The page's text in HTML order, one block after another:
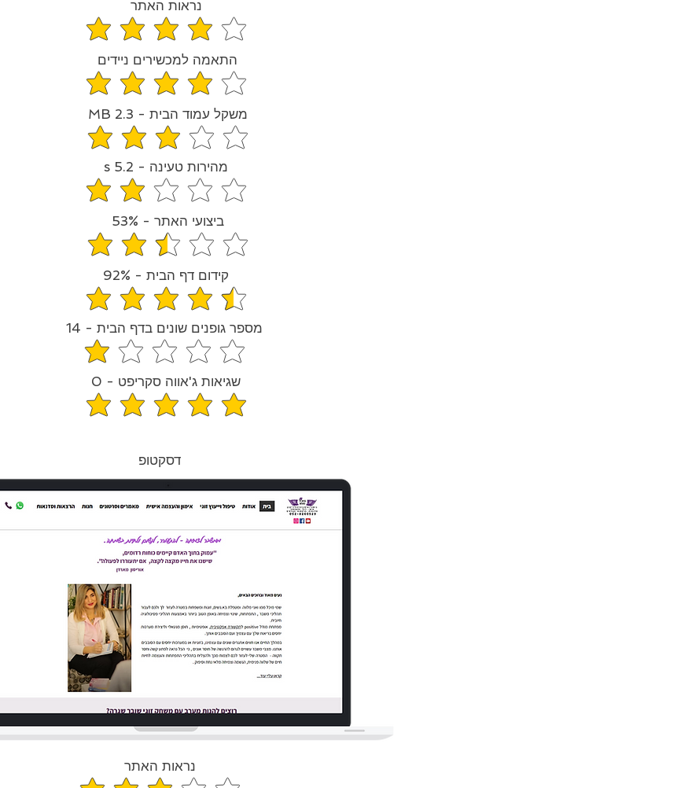
נראות האתר
הדירוג הממוצא הוא 4.1 מתוך 5
התאמה למכשירים ניידים
הדירוג הממוצא הוא 4.1 מתוך 5
משקל עמוד הבית - 2.3 MB
הדירוג הממוצא הוא 3.2 מתוך 5
מהירות טעינה - 5.2 s
הדירוג הממוצא הוא 1.9 מתוך 5
ביצועי האתר - 53%
הדירוג הממוצא הוא 2.7 מתוך 5
קידום דף הבית - 92%
הדירוג הממוצא הוא 4.6 מתוך 5
מספר גופנים שונים בדף הבית - 14
הדירוג הממוצא הוא 1.1 מתוך 5
שגיאות ג'אווה סקריפט - 0
הדירוג הממוצא הוא 5 מתוך 5
דסקטופ
נראות האתר